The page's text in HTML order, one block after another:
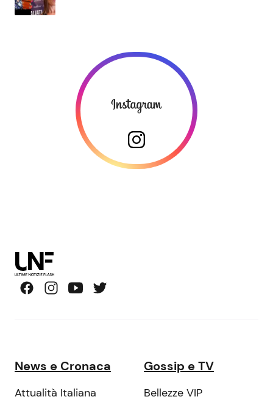
News e Cronaca
Attualità Italiana
Gossip e TV
Bellezze VIP